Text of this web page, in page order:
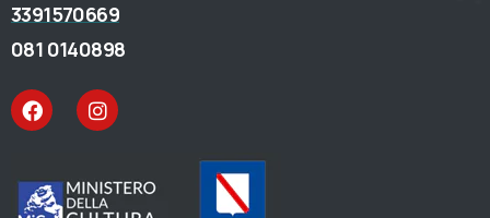
3391570669
081 0140898